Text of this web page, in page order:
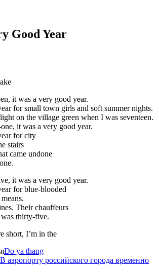
Good Year
it was a very good year.
for small town girls and soft summer nights.
on the village green when I was seventeen.
it was a very good year.
for city
stairs
came undone
it was a very good year.
for blue-blooded
Their chauffeurs
thirty-five.
short, I’m in the
Do ya thang
В аэропорту российского города временно